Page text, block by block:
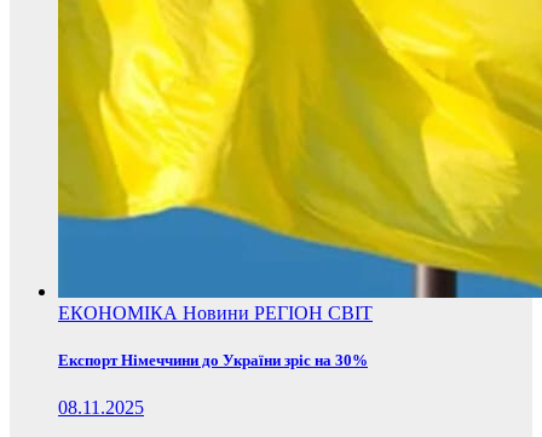
ЕКОНОМІКА Новини РЕГІОН СВІТ
Експорт Німеччини до України зріс на 30%
08.11.2025